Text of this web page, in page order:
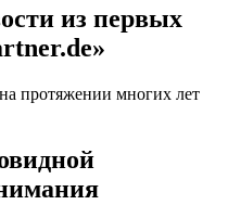
из первых
протяжении многих лет